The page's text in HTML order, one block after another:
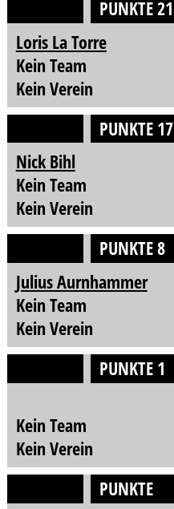
PUNKTE 21
Loris La Torre
Kein Team
Kein Verein
PUNKTE 17
Nick Bihl
Kein Team
Kein Verein
PUNKTE 8
Julius Aurnhammer
Kein Team
Kein Verein
PUNKTE 1
Kein Team
Kein Verein
PUNKTE